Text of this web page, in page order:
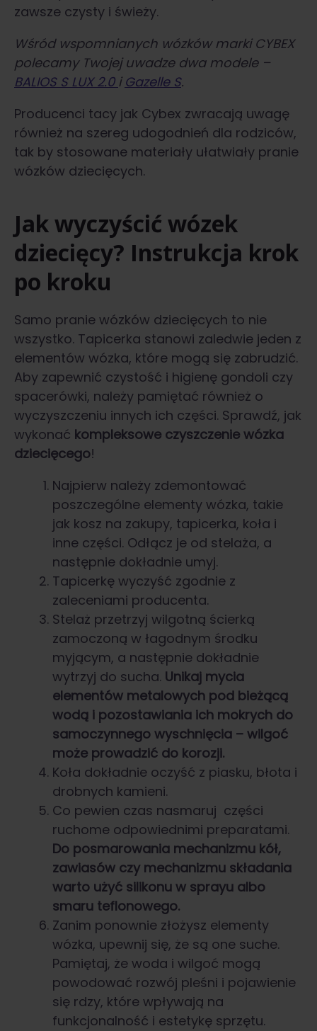
zawsze czysty i świeży.
Wśród wspomnianych wózków marki CYBEX
polecamy Twojej uwadze dwa modele –
BALIOS S LUX 2.0 i Gazelle S.
Producenci tacy jak Cybex zwracają uwagę
również na szereg udogodnień dla rodziców,
tak by stosowane materiały ułatwiały pranie
wózków dziecięcych.
Jak wyczyścić wózek
dziecięcy? Instrukcja krok
po kroku
Samo pranie wózków dziecięcych to nie
wszystko. Tapicerka stanowi zaledwie jeden z
elementów wózka, które mogą się zabrudzić.
Aby zapewnić czystość i higienę gondoli czy
spacerówki, należy pamiętać również o
wyczyszczeniu innych ich części. Sprawdź, jak
wykonać kompleksowe czyszczenie wózka
dziecięcego!
Najpierw należy zdemontować
poszczególne elementy wózka, takie
jak kosz na zakupy, tapicerka, koła i
inne części. Odłącz je od stelaża, a
następnie dokładnie umyj.
Tapicerkę wyczyść zgodnie z
zaleceniami producenta.
Stelaż przetrzyj wilgotną ścierką
zamoczoną w łagodnym środku
myjącym, a następnie dokładnie
wytrzyj do sucha. Unikaj mycia
elementów metalowych pod bieżącą
wodą i pozostawiania ich mokrych do
samoczynnego wyschnięcia – wilgoć
może prowadzić do korozji.
Koła dokładnie oczyść z piasku, błota i
drobnych kamieni.
Co pewien czas nasmaruj części
ruchome odpowiednimi preparatami.
Do posmarowania mechanizmu kół,
zawiasów czy mechanizmu składania
warto użyć silikonu w sprayu albo
smaru teflonowego.
Zanim ponownie złożysz elementy
wózka, upewnij się, że są one suche.
Pamiętaj, że woda i wilgoć mogą
powodować rozwój pleśni i pojawienie
się rdzy, które wpływają na
funkcjonalność i estetykę sprzętu.